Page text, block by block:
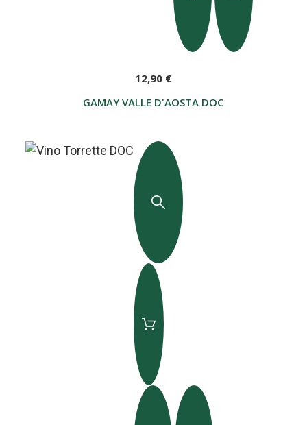
GAMAY VALLE D'AOSTA DOC
12,90 €